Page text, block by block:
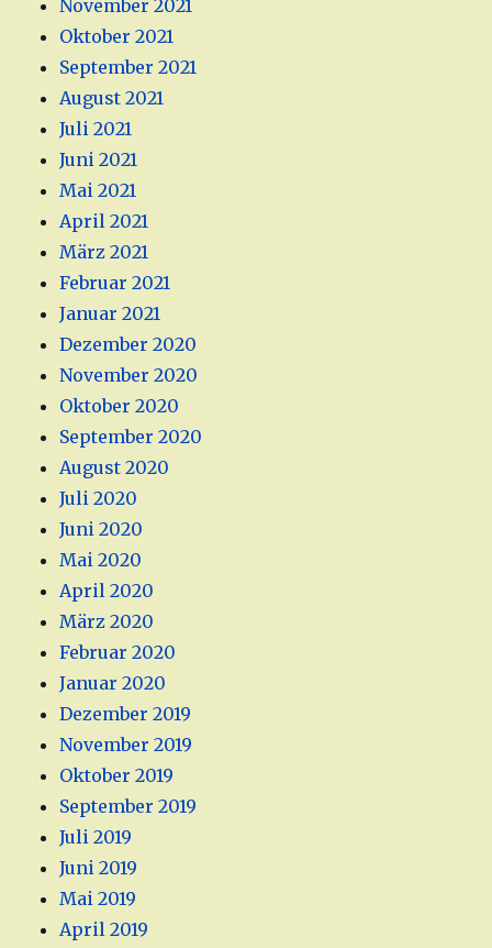
November 2021
Oktober 2021
September 2021
August 2021
Juli 2021
Juni 2021
Mai 2021
April 2021
März 2021
Februar 2021
Januar 2021
Dezember 2020
November 2020
Oktober 2020
September 2020
August 2020
Juli 2020
Juni 2020
Mai 2020
April 2020
März 2020
Februar 2020
Januar 2020
Dezember 2019
November 2019
Oktober 2019
September 2019
Juli 2019
Juni 2019
Mai 2019
April 2019